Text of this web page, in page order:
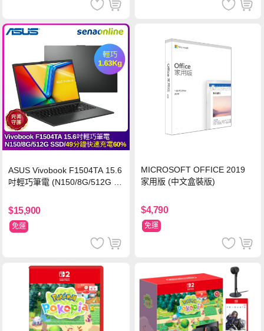
ASUS Vivobook F1504TA 15.6
吋輕巧筆電 (N150/8G/512G S
$15,900
免運
MICROSOFT OFFICE 2019
家用版 (中文盒裝版)
$4,790
免運